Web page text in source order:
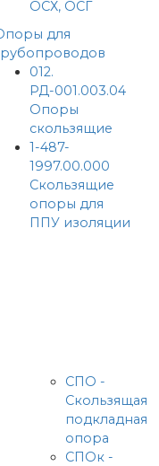
ОСХ, ОСГ
для
012.
РД-001.003.04
Опоры
скользящие
1-487-
1997.00.000
Скользящие
опоры для
ППУ изоляции
СПО -
Скользящая
подкладная
опора
СПОк -